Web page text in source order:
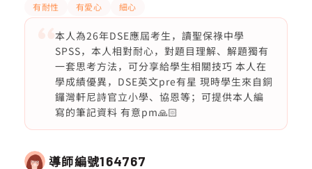
有耐性 有愛心 細心
本人為26年DSE應屆考生，讀聖保祿中學
SPSS，本人相對耐心，對題目理解、解題獨有
一套思考方法，可分享給學生相關技巧 本人在
學成績優異，DSE英文pre有星 現時學生來自銅
鑼灣軒尼詩官立小學、協恩等；可提供本人編
寫的筆記資料 有意pm🙏🏻
導師編號164767